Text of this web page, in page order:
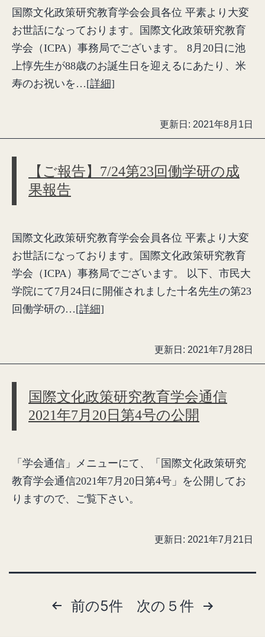
国際文化政策研究教育学会会員各位 平素より大変
お世話になっております。国際文化政策研究教育
学会（ICPA）事務局でございます。 8月20日に池
上惇先生が88歳のお誕生日を迎えるにあたり、米
寿のお祝いを…[詳細]
更新日: 2021年8月1日
【ご報告】7/24第23回働学研の成
果報告
国際文化政策研究教育学会会員各位 平素より大変
お世話になっております。国際文化政策研究教育
学会（ICPA）事務局でございます。 以下、市民大
学院にて7月24日に開催されました十名先生の第23
回働学研の…[詳細]
更新日: 2021年7月28日
国際文化政策研究教育学会通信
2021年7月20日第4号の公開
「学会通信」メニューにて、「国際文化政策研究
教育学会通信2021年7月20日第4号」を公開してお
りますので、ご覧下さい。
更新日: 2021年7月21日
前の5件 次の５件